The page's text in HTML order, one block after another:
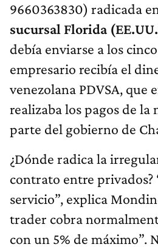
9660363830) radicada
sucursal Florida
debía enviarse a los
empresario recibía el
venezolana PDVSA, que
realizaba los pagos de la
parte del gobierno de
¿Dónde radica la
contrato entre privados?
servicio”, explica
trader cobra
con un 5% de máximo”.